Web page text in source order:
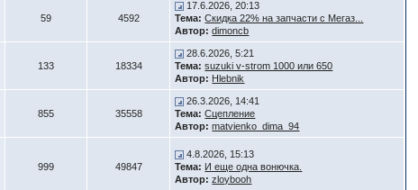
59 4592
17.6.2026, 20:13
Тема: Скидка 22% на запчасти с Мегаз...
Автор: dimoncb
133 18334
28.6.2026, 5:21
Тема: suzuki v-strom 1000 или 650
Автор: Hlebnik
855 35558
26.3.2026, 14:41
Тема: Сцепление
Автор: matvienko_dima_94
999 49847
4.8.2026, 15:13
Тема: И еще одна вонючка.
Автор: zloybooh